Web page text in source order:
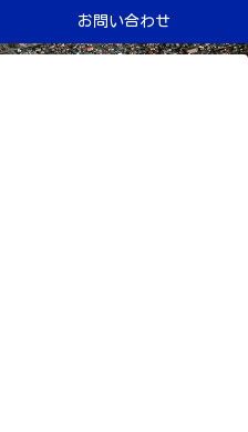
お問い合わせ